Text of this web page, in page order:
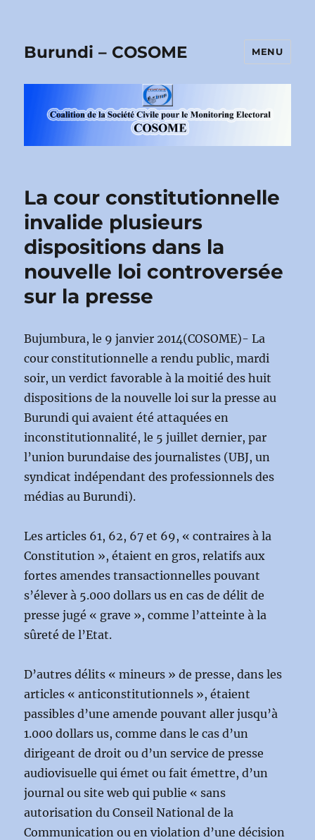
Burundi – COSOME MENU
La cour constitutionnelle
invalide plusieurs
dispositions dans la
nouvelle loi controversée
sur la presse
Bujumbura, le 9 janvier 2014(COSOME)- La
cour constitutionnelle a rendu public, mardi
soir, un verdict favorable à la moitié des huit
dispositions de la nouvelle loi sur la presse au
Burundi qui avaient été attaquées en
inconstitutionnalité, le 5 juillet dernier, par
l’union burundaise des journalistes (UBJ, un
syndicat indépendant des professionnels des
médias au Burundi).
Les articles 61, 62, 67 et 69, « contraires à la
Constitution », étaient en gros, relatifs aux
fortes amendes transactionnelles pouvant
s’élever à 5.000 dollars us en cas de délit de
presse jugé « grave », comme l’atteinte à la
sûreté de l’Etat.
D’autres délits « mineurs » de presse, dans les
articles « anticonstitutionnels », étaient
passibles d’une amende pouvant aller jusqu’à
1.000 dollars us, comme dans le cas d’un
dirigeant de droit ou d’un service de presse
audiovisuelle qui émet ou fait émettre, d’un
journal ou site web qui publie « sans
autorisation du Conseil National de la
Communication ou en violation d’une décision